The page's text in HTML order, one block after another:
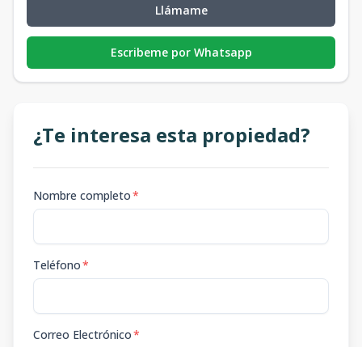
Llámame
Escribeme por Whatsapp
¿Te interesa esta propiedad?
Nombre completo*
Teléfono*
Correo Electrónico*